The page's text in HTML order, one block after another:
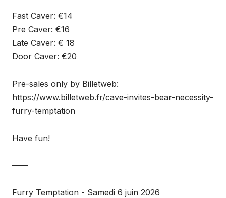
Fast Caver: €14
Pre Caver: €16
Late Caver: € 18
Door Caver: €20
Pre-sales only by Billetweb:
https://www.billetweb.fr/cave-invites-bear-necessity-
furry-temptation
Have fun!
——
Furry Temptation - Samedi 6 juin 2026